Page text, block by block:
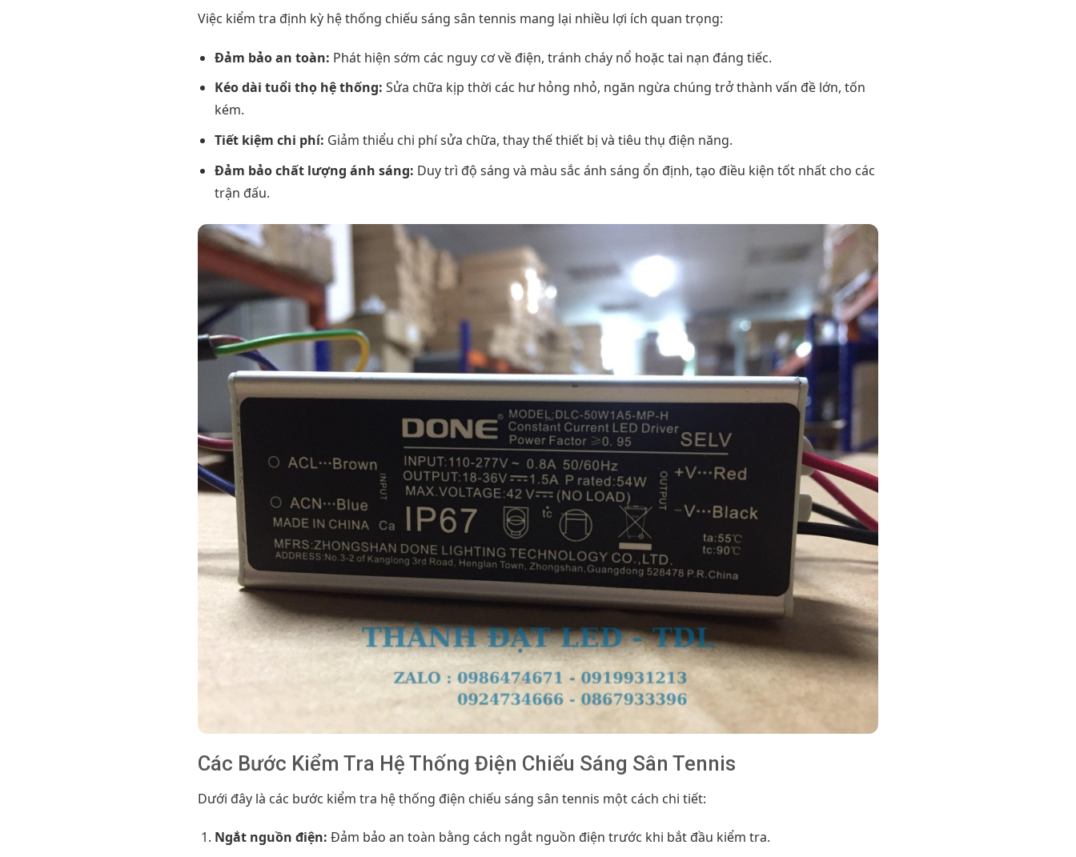
Việc kiểm tra định kỳ hệ thống chiếu sáng sân tennis mang lại nhiều lợi ích quan trọng:
Đảm bảo an toàn: Phát hiện sớm các nguy cơ về điện, tránh cháy nổ hoặc tai nạn đáng tiếc.
Kéo dài tuổi thọ hệ thống: Sửa chữa kịp thời các hư hỏng nhỏ, ngăn ngừa chúng trở thành vấn đề lớn, tốn
kém.
Tiết kiệm chi phí: Giảm thiểu chi phí sửa chữa, thay thế thiết bị và tiêu thụ điện năng.
Đảm bảo chất lượng ánh sáng: Duy trì độ sáng và màu sắc ánh sáng ổn định, tạo điều kiện tốt nhất cho các
trận đấu.
Các Bước Kiểm Tra Hệ Thống Điện Chiếu Sáng Sân Tennis
Dưới đây là các bước kiểm tra hệ thống điện chiếu sáng sân tennis một cách chi tiết:
Ngắt nguồn điện: Đảm bảo an toàn bằng cách ngắt nguồn điện trước khi bắt đầu kiểm tra.